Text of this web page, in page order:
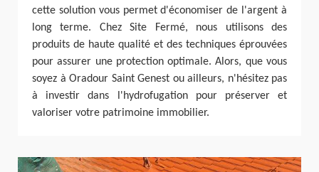
cette solution vous permet d'économiser de l'argent à
long terme. Chez Site Fermé, nous utilisons des
produits de haute qualité et des techniques éprouvées
pour assurer une protection optimale. Alors, que vous
soyez à Oradour Saint Genest ou ailleurs, n'hésitez pas
à investir dans l'hydrofugation pour préserver et
valoriser votre patrimoine immobilier.